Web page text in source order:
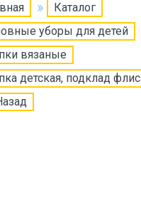
Каталог
уборы для детей
вязаные
детская, подклад флис